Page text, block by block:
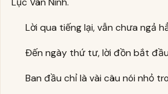
Lời qua tiếng lại, vẫn chưa ngả
Đến ngày thứ tư, lời đồn bắt
Ban đầu chỉ là vài câu nói nhỏ